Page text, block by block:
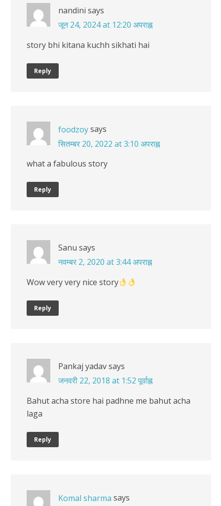
nandini says
जून 24, 2024 at 12:20 अपराह्न
story bhi kitana kuchh sikhati hai
Reply
foodzoysays
सितम्बर 20, 2022 at 3:10 अपराह्न
what a fabulous story
Reply
Sanu says
नवम्बर 2, 2020 at 3:44 अपराह्न
Wow very very nice story
Reply
Pankaj yadavsays
जनवरी 22, 2018 at 1:52 पूर्वाह्न
Bahut acha store hai padhne me bahut acha
laga
Reply
Komal sharma says